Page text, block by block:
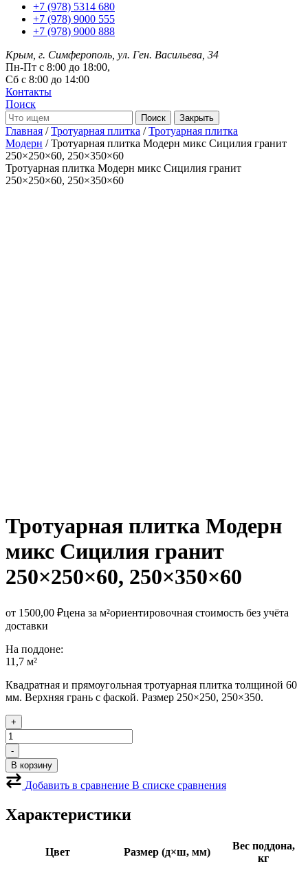
+7 (978) 5314 680
+7 (978) 9000 555
+7 (978) 9000 888
Крым, г. Симферополь, ул. Ген. Васильева, 34
Пн-Пт с 8:00 до 18:00,
Сб с 8:00 до 14:00
Контакты
Поиск
Закрыть
Главная /Тротуарная плитка /Тротуарная плитка
Модерн / Тротуарная плитка Модерн микс Сицилия гранит
250×250×60, 250×350×60
Тротуарная плитка Модерн микс Сицилия гранит
250×250×60, 250×350×60
Тротуарная плитка Модерн
микс Сицилия гранит
250×250×60, 250×350×60
от 1500,00 ₽цена за м²ориентировочная стоимость без учёта
доставки
На поддоне:
11,7 м²
Квадратная и прямоугольная тротуарная плитка толщиной 60
мм. Верхняя грань с фаской. Размер 250×250, 250×350.
+
Количество
товара
Тротуарная
плитка
Модерн
Сицилия
гранит
-
В корзину
Добавить в сравнение В списке сравнения
Характеристики
Цвет Размер (д×ш, мм)
Вес поддона,
кг